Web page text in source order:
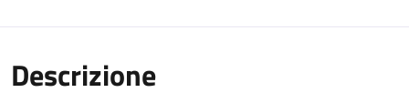
Descrizione